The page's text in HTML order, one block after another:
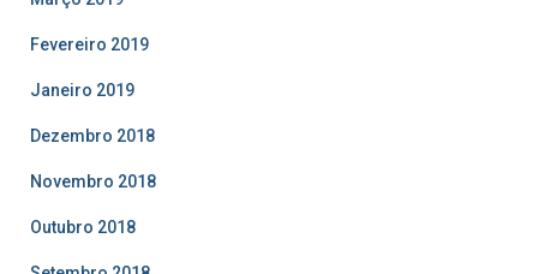
Fevereiro 2019
Janeiro 2019
Dezembro 2018
Novembro 2018
Outubro 2018